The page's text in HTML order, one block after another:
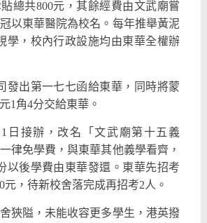
總共800元，其餘經費由文武廟嘗
以東華醫院為校名。每年推舉黃泥
學，校內行政設施均由東華全權辦
發出第一七七函給東華，同時將蒙
1角4分交給東華。
日接辦，改名「文武廟第十五義
律免學費，與東華其他義學看齊，
以後學費由東華發還。東華先招考
元，待新校舍落完成再招考2人。
狹隘，未能收容更多學生，港英撥